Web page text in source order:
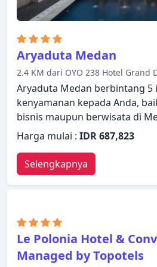
Aryaduta Medan
2.4 KM dari OYO 238 Hotel Grand
Aryaduta Medan berbintang 5
kenyamanan kepada Anda,
bisnis maupun berwisata di
memiliki berbagai fasilitas
pengalaman menginap Anda
Layanan kamar 24 jam, WiFi
satpam 24 jam, akses mudah
layanan taksi ada dalam
dengan segala fasilitas yang
bermalam dengan nyaman. Di
terdapat televisi layar datar,
mandi, cermin, sandal, sofa.
Harga mulai : IDR 687,823
Selengkapnya
Le Polonia Hotel &
Managed by Topotels